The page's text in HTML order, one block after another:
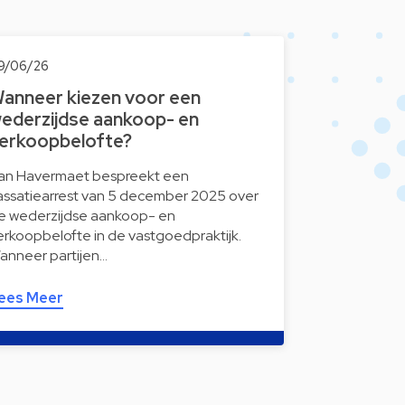
06/26
kiezen voor een
aankoop- en
Havermaet bespreekt een
van 5 december 2025 over
wederzijdse aankoop- en
in de vastgoedpraktijk.
partijen…
Meer